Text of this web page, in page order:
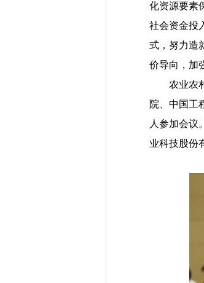
化资源要素
社会资金投
式，努力造
价导向，加
农业农村
院、中国工
人参加会议
业科技股份